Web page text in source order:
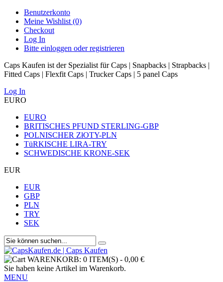
Benutzerkonto
Meine Wishlist (0)
Checkout
Log In
Bitte einloggen oder registrieren
Caps Kaufen ist der Spezialist für Caps | Snapbacks | Strapbacks |
Fitted Caps | Flexfit Caps | Trucker Caps | 5 panel Caps
Log In
EURO
EURO
BRITISCHES PFUND STERLING-GBP
POLNISCHER ZłOTY-PLN
TüRKISCHE LIRA-TRY
SCHWEDISCHE KRONE-SEK
EUR
EUR
GBP
PLN
TRY
SEK
WARENKORB: 0 ITEM(S) - 0,00 €
Sie haben keine Artikel im Warenkorb.
MENU